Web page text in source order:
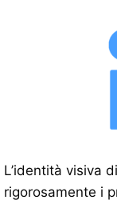
L’identità visiva
rigorosamente i